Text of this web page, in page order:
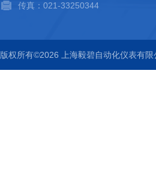
传真：021-33250344
版权所有©2026 上海毅碧自动化仪表有